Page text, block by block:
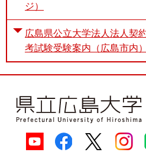
ジ）
広島県公立大学法人法人契
考試験受験案内（広島市内）